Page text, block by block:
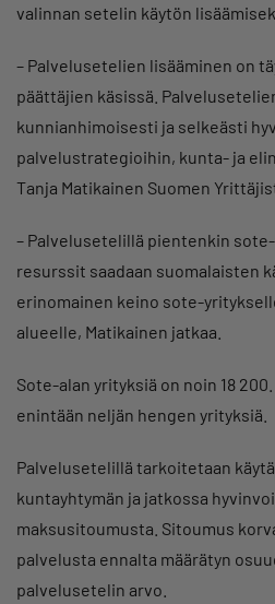
valinnan setelin käytön
– Palvelusetelien lisääminen on
päättäjien käsissä.
kunnianhimoisesti ja selkeästi
palvelustrategioihin, kunta- ja
Tanja Matikainen Suomen
– Palvelusetelillä pientenkin
resurssit saadaan suomalaisten
erinomainen keino sote-
alueelle, Matikainen jatkaa.
Sote-alan yrityksiä on noin 18
enintään neljän hengen yrityksiä. ​​​
Palvelusetelillä tarkoitetaan
kuntayhtymän ja jatkossa
maksusitoumusta. Sitoumus
palvelusta ennalta määrätyn
palvelusetelin arvo.